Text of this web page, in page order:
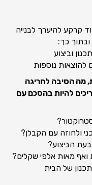
קרקע להיערך לבנייה
ובתוך כך:
וביצוע
להוצאות נוספות
מה הסיבה לחריגה
להיות בהסכם עם
ולחוזה עם הקבלן?
הביצוע?
ואף מאות אלפי שקלים?
של הבית